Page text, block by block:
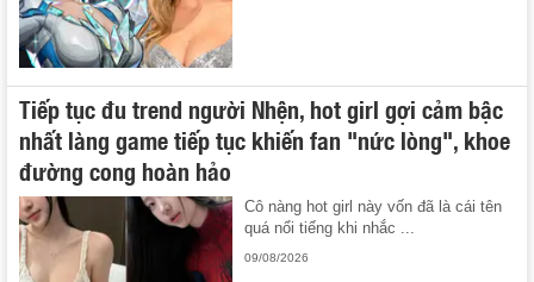
Tiếp tục đu trend người Nhện, hot girl gợi cảm bậc
nhất làng game tiếp tục khiến fan "nức lòng", khoe
đường cong hoàn hảo
Cô nàng hot girl này vốn đã là cái tên
quá nổi tiếng khi nhắc ...
09/08/2026